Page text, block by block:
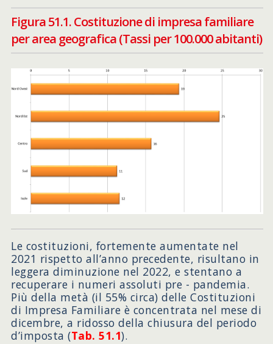
Figura 51.1. Costituzione di impresa familiare
per area geografica (Tassi per 100.000 abitanti)
Le costituzioni, fortemente aumentate nel
2021 rispetto all’anno precedente, risultano in
leggera diminuzione nel 2022, e stentano a
recuperare i numeri assoluti pre - pandemia.
Più della metà (il 55% circa) delle Costituzioni
di Impresa Familiare è concentrata nel mese di
dicembre, a ridosso della chiusura del periodo
d’imposta (Tab. 51.1).